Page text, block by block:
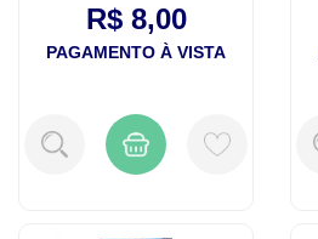
R$ 8,00
PAGAMENTO À VISTA